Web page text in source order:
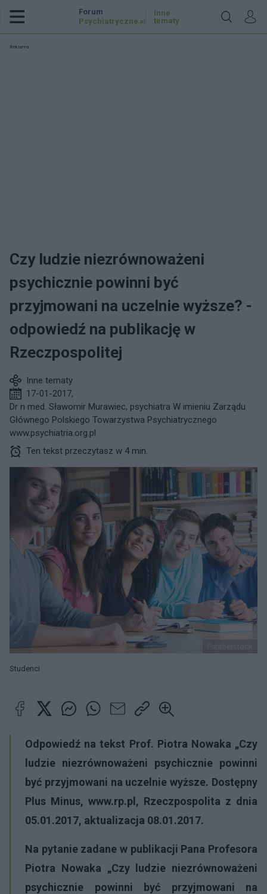
Forum
Psychiatryczne .pl
Inne
tematy
Reklama:
Czy ludzie niezrównoważeni
psychicznie powinni być
przyjmowani na uczelnie wyższe? -
odpowiedź na publikację w
Rzeczpospolitej
Inne tematy
17-01-2017,
Dr n med. Sławomir Murawiec, psychiatra W imieniu Zarządu
Głównego Polskiego Towarzystwa Psychiatrycznego
www.psychiatria.org.pl
Ten tekst przeczytasz w 4 min.
Studenci
Odpowiedź na tekst Prof. Piotra Nowaka „Czy
ludzie niezrównoważeni psychicznie powinni
być przyjmowani na uczelnie wyższe. Dostępny
Plus Minus, www.rp.pl, Rzeczpospolita z dnia
05.01.2017, aktualizacja 08.01.2017.
Na pytanie zadane w publikacji Pana Profesora
Piotra Nowaka „Czy ludzie niezrównoważeni
psychicznie powinni być przyjmowani na